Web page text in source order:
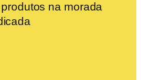
na morada